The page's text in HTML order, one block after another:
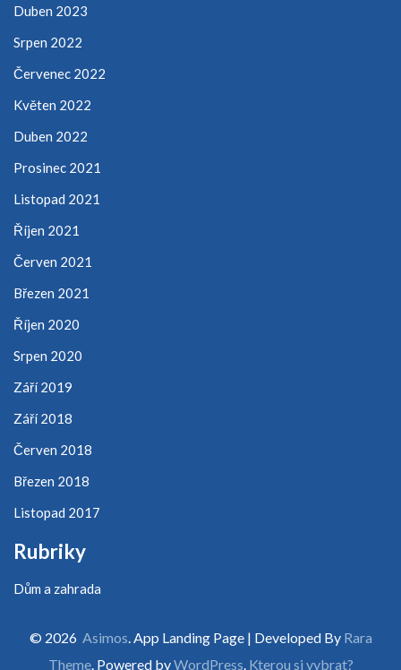
Duben 2023
Srpen 2022
Červenec 2022
Květen 2022
Duben 2022
Prosinec 2021
Listopad 2021
Říjen 2021
Červen 2021
Březen 2021
Říjen 2020
Srpen 2020
Září 2019
Září 2018
Červen 2018
Březen 2018
Listopad 2017
Rubriky
Dům a zahrada
© 2026 Asimos. App Landing Page | Developed By Rara
Theme. Powered byWordPress. Kterou si vybrat?